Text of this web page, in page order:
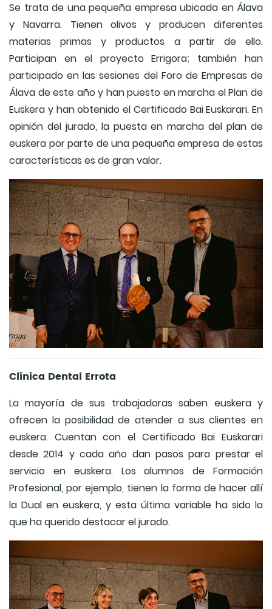
Se trata de una pequeña empresa ubicada en Álava
y Navarra. Tienen olivos y producen diferentes
materias primas y productos a partir de ello.
Participan en el proyecto Errigora; también han
participado en las sesiones del Foro de Empresas de
Álava de este año y han puesto en marcha el Plan de
Euskera y han obtenido el Certificado Bai Euskarari. En
opinión del jurado, la puesta en marcha del plan de
euskera por parte de una pequeña empresa de estas
características es de gran valor.
Clínica Dental Errota
La mayoría de sus trabajadoras saben euskera y
ofrecen la posibilidad de atender a sus clientes en
euskera. Cuentan con el Certificado Bai Euskarari
desde 2014 y cada año dan pasos para prestar el
servicio en euskera. Los alumnos de Formación
Profesional, por ejemplo, tienen la forma de hacer allí
la Dual en euskera, y esta última variable ha sido la
que ha querido destacar el jurado.